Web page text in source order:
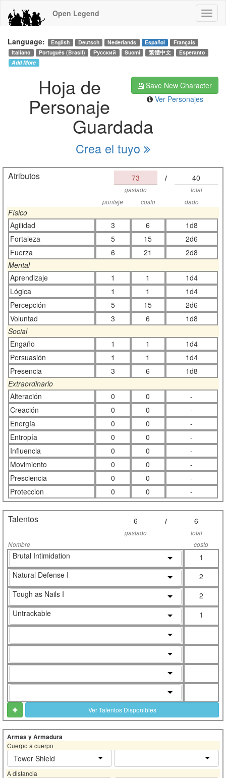
Open Legend
Language: English Deutsch Nederlands Español
Français
Italiano
Português (Brasil) Русский Suomi 繁體中文
Esperanto
Add More
Save New Character
Ver Personajes
Hoja de
Personaje
Guardada
Crea el tuyo
Atributos 73 / 40
gastado
total
puntaje
costo dado
Físico
Agilidad
3 6
1d8
Fortaleza
5 15
2d6
Fuerza
6 21
2d8
Mental
Aprendizaje
1 1
1d4
Lógica
1 1
1d4
Percepción
5 15
2d6
Voluntad
3 6
1d8
Social
Engaño
1 1
1d4
Persuasión
1 1
1d4
Presencia
3 6
1d8
Extraordinario
Alteración
0 0
-
Creación
0 0
-
Energía
0 0
-
Entropía
0 0
-
Influencia
0 0
-
Movimiento
0 0
-
Presciencia
0 0
-
Proteccion
0 0 -
Talentos 6 / 6
gastado
total
Nombre
costo
Brutal Intimidation
1
Natural Defense I
2
Tough as Nails I
2
Untrackable
1
Ver Talentos Disponibles
Armas y Armadura
Cuerpo a cuerpo
Tower Shield
A distancia